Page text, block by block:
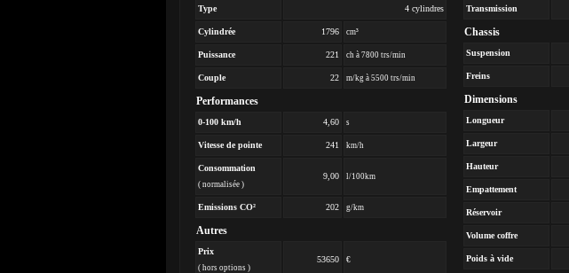
Type 4 cylindres
Cylindrée 1796 cm³
Puissance 221 ch à 7800 trs/min
Couple 22 m/kg à 5500 trs/min
Performances
0-100 km/h 4,60 s
Vitesse de pointe 241 km/h
Consommation
( normalisée )
9,00 l/100km
Emissions CO² 202 g/km
Autres
Prix
( hors options )
53650 €
Transmission
Chassis
Suspension
Freins
Dimensions
Longueur
Largeur
Hauteur
Empattement
Réservoir
Volume coffre
Poids à vide